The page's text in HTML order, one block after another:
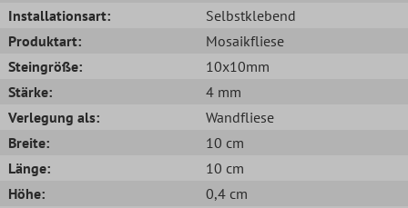
Installationsart:
Selbstklebend
Produktart:
Mosaikfliese
Steingröße:
10x10mm
Stärke:
4 mm
Verlegung als:
Wandfliese
Breite:
10 cm
Länge:
10 cm
Höhe:
0,4 cm